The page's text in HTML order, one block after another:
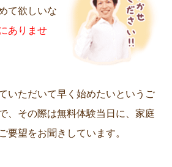
て欲しいな
ありませ
いただいて早く始めたいというご
、その際は無料体験当日に、家庭
要望をお聞きしています。